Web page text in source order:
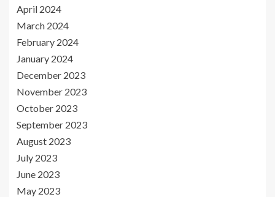
April 2024
March 2024
February 2024
January 2024
December 2023
November 2023
October 2023
September 2023
August 2023
July 2023
June 2023
May 2023